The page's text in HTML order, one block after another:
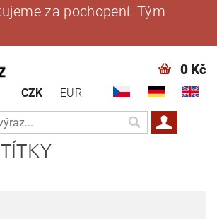
za pochopení. Tým
CZK EUR
0 Kč